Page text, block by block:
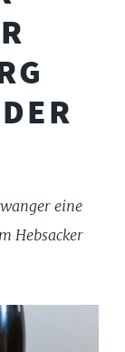
eine
Hebsacker